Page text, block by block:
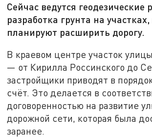
Сейчас ведутся геодезические
разработка грунта на участках,
планируют расширить дорогу.
В краевом центре участок
— от Кирилла Россинского до
застройщики приводят в
счёт. Это делается в
договоренностью на развитие
дорожной сети, которая была
заранее.